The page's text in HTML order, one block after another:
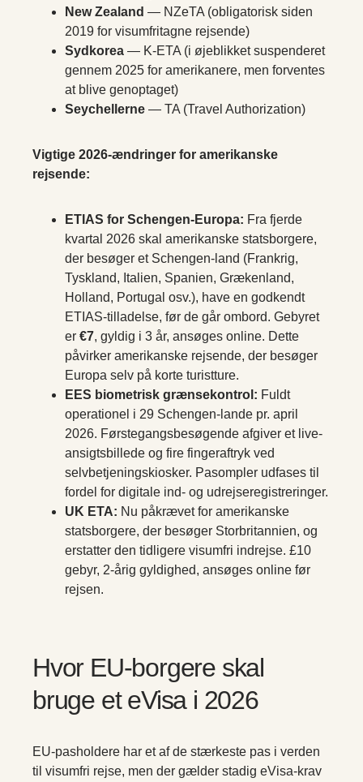
New Zealand — NZeTA (obligatorisk siden
2019 for visumfritagne rejsende)
Sydkorea — K-ETA (i øjeblikket suspenderet
gennem 2025 for amerikanere, men forventes
at blive genoptaget)
Seychellerne — TA (Travel Authorization)
Vigtige 2026-ændringer for amerikanske
rejsende:
ETIAS for Schengen-Europa: Fra fjerde
kvartal 2026 skal amerikanske statsborgere,
der besøger et Schengen-land (Frankrig,
Tyskland, Italien, Spanien, Grækenland,
Holland, Portugal osv.), have en godkendt
ETIAS-tilladelse, før de går ombord. Gebyret
er €7, gyldig i 3 år, ansøges online. Dette
påvirker amerikanske rejsende, der besøger
Europa selv på korte turistture.
EES biometrisk grænsekontrol: Fuldt
operationel i 29 Schengen-lande pr. april
2026. Førstegangsbesøgende afgiver et live-
ansigtsbillede og fire fingeraftryk ved
selvbetjeningskiosker. Pasompler udfases til
fordel for digitale ind- og udrejseregistreringer.
UK ETA: Nu påkrævet for amerikanske
statsborgere, der besøger Storbritannien, og
erstatter den tidligere visumfri indrejse. £10
gebyr, 2-årig gyldighed, ansøges online før
rejsen.
Hvor EU-borgere skal
bruge et eVisa i 2026
EU-pasholdere har et af de stærkeste pas i verden
til visumfri rejse, men der gælder stadig eVisa-krav